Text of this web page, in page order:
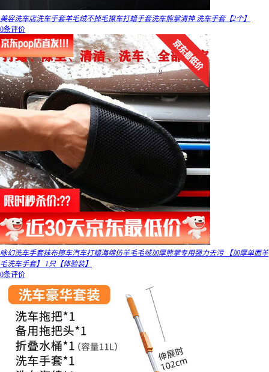
美容洗车店洗车手套羊毛绒不掉毛擦车打蜡手套洗车熊掌清神 洗车手套【2个】
0条评价
咏幻洗车手套抹布擦车汽车打蜡海绵仿羊毛毛绒加厚熊掌专用强力去污 【加厚单面羊
毛洗车手套】 1只【体验装】
0条评价